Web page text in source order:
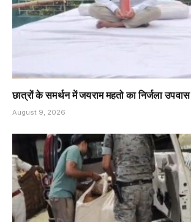
छात्रों के समर्थन में जयराम महतो का निर्जला उपवास
August 9, 2026